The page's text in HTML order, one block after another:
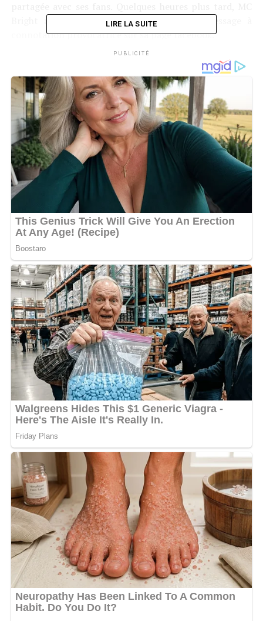
Bright a publié la même image avec un message à
connotation provocatrice sur sa page facebook.
« Félicitations au mendiant national qui vient de
remporter le ballon d’Or de la mendicité. », a-t-il
affirmé. Pour le rappeur, Antala le bachelor passe tout
son temps à être aux côtés des grandes personnalités et
aux grands événements sans pour autant faire rire les
gens. En d’autres termes, il vit au crochet de ces
personnalités qu’il côtoie. Cette vanne de MC Bright n’a
pas été appréciée par les internautes. « Au moins, lui, il
a le passeport. », «
Il a un carnet d’adresses beaucoup plus lourd que le
tien. À savoir si tu en as. », « Au moins lui arrive ou toi,
tu ne pourras jamais avoir une invitation ou arrivé par
ton rap qui est ton talent. ». Ce sont là certains propos
vu en commentaire sous le post de MC Bright.
Pour beaucoup d’observateurs, cette attaque va bien au-
delà de la simple vanne : elle révèle une jalousie à peine
voilée du rappeur envers quelqu’un qui, sans forcément
remplir les salles de spectacle, parvient à se hisser dans
des cercles inaccessibles pour la majorité des artistes
gabonais. Pendant que les commentaires fusent et que
les fans des deux camps s’affrontent, une question
demeure : jusqu’où ira cette guerre froide entre le roi de
la punchline brute et celui que l’on surnomme
désormais, malgré lui, « le mendiant national » ?
LIRE LA SUITE
PUBLICITÉ